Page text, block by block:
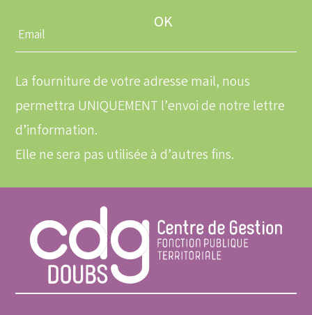
Entrez
une
email
La fourniture de votre adresse mail, nous
permettra UNIQUEMENT l’envoi de notre lettre
d’information.
Elle ne sera pas utilisée à d’autres fins.